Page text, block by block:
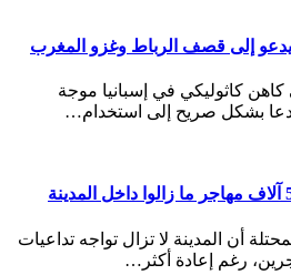
إلى قصف الرباط وغزو المغرب
كاثوليكي في إسبانيا موجة
دعا بشكل صريح إلى استخدام…
أن المدينة لا تزال تواجه تداعيات
رغم إعادة أكثر…